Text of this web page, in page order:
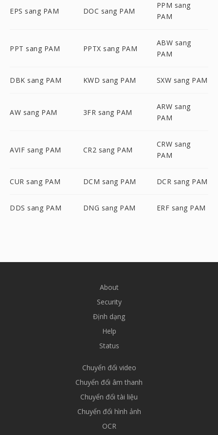
EPS sang PAM DOC sang PAM
PPM sang
PAM
PPT sang PAM PPTX sang PAM
ABW sang
PAM
DBK sang PAM KWD sang PAM SXW sang PAM
AW sang PAM 3FR sang PAM
ARW sang
PAM
AVIF sang PAM CR2 sang PAM
CRW sang
PAM
CUR sang PAM DCM sang PAM DCR sang PAM
DDS sang PAM DNG sang PAM ERF sang PAM
About
Security
Định dạng
Help
Status
Chuyển đổi video
Chuyển đổi âm thanh
Chuyển đổi tài liệu
Chuyển đổi hình ảnh
OCR